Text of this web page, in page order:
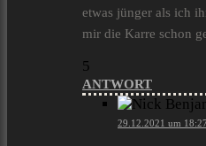
etwas jünger als ich
mir die Karre schon
5
ANTWORT
29.12.2021 um 18:27